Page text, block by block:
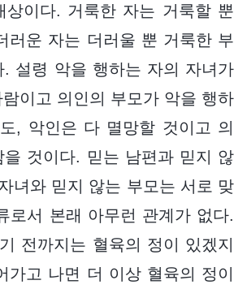
상이다. 거룩한 자는 거룩할 뿐
러운 자는 더러울 뿐 거룩한 부
. 설령 악을 행하는 자의 자녀가
이고 의인의 부모가 악을 행하
, 악인은 다 멸망할 것이고 의
을 것이다. 믿는 남편과 믿지 않
녀와 믿지 않는 부모는 서로 맞
로서 본래 아무런 관계가 없다.
전까지는 혈육의 정이 있겠지
가고 나면 더 이상 혈육의 정이